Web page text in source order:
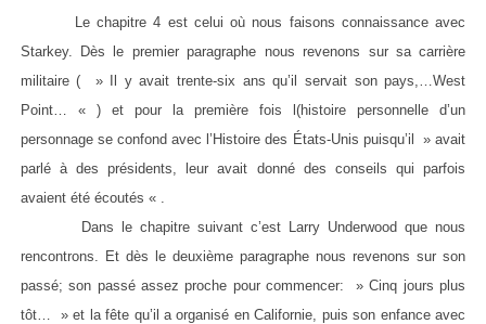
Le chapitre 4 est celui où nous faisons connaissance avec
Starkey. Dès le premier paragraphe nous revenons sur sa carrière
militaire ( » Il y avait trente-six ans qu’il servait son pays,…West
Point… « ) et pour la première fois l(histoire personnelle d’un
personnage se confond avec l’Histoire des États-Unis puisqu’il » avait
parlé à des présidents, leur avait donné des conseils qui parfois
avaient été écoutés « .
Dans le chapitre suivant c’est Larry Underwood que nous
rencontrons. Et dès le deuxième paragraphe nous revenons sur son
passé; son passé assez proche pour commencer: » Cinq jours plus
tôt… » et la fête qu’il a organisé en Californie, puis son enfance avec